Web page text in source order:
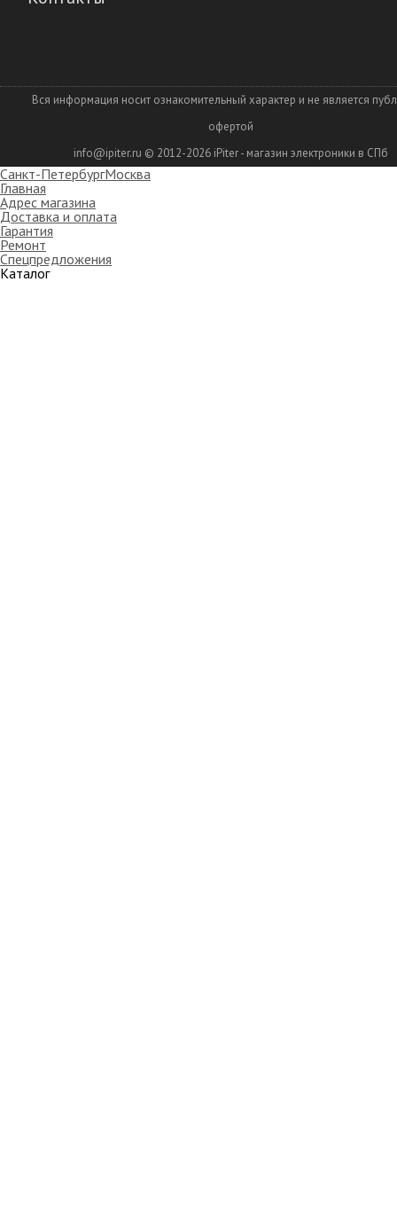
Вся информация носит ознакомительный характер и не является
офертой
info@ipiter.ru © 2012-2026 iPiter - магазин электроники в СПб
Санкт-ПетербургМосква
Главная
Адрес магазина
Доставка и оплата
Гарантия
Ремонт
Спецпредложения
Каталог